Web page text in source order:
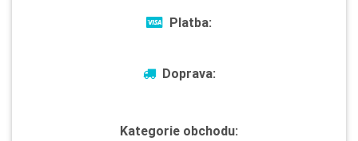
Platba:
Doprava:
Kategorie obchodu: